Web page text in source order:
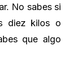
No sabes si
diez kilos o
que algo